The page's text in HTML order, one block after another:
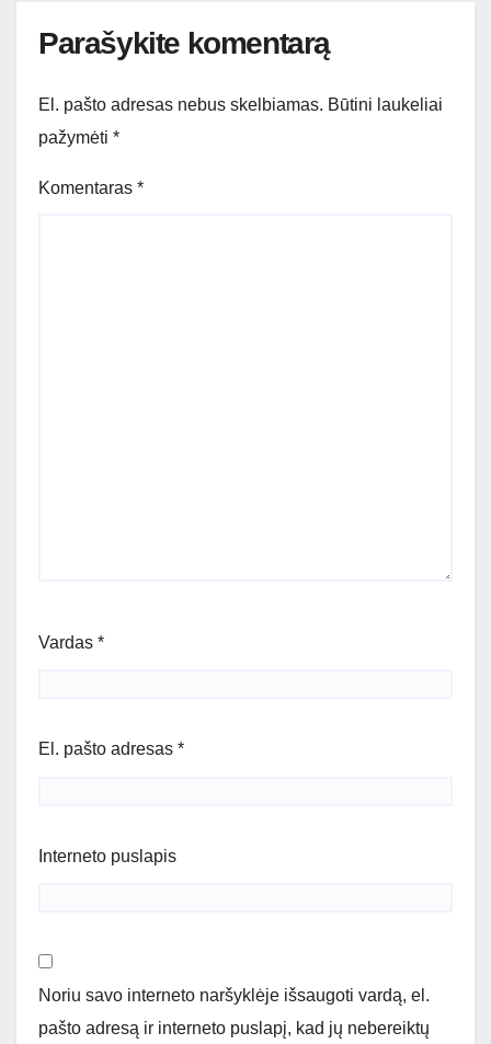
Parašykite komentarą
El. pašto adresas nebus skelbiamas. Būtini laukeliai
pažymėti *
Komentaras *
Vardas *
El. pašto adresas *
Interneto puslapis
Noriu savo interneto naršyklėje išsaugoti vardą, el.
pašto adresą ir interneto puslapį, kad jų nebereiktų